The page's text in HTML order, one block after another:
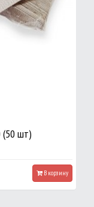
(50 шт)
В корзину